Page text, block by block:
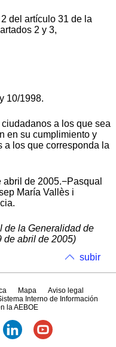
del artículo 31 de la
2 y 3,
10/1998.
a los que sea
en su cumplimiento y
a los que corresponda la
de 2005.−Pasqual
María Vallès i
de la Generalidad de
de abril de 2005)
subir
Mapa
Aviso legal
Interno de Información
la AEBOE